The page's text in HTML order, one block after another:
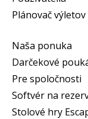
Plánovač výletov
Naša ponuka
Darčekové
Pre spoločnosti
Softvér na
Stolové hry